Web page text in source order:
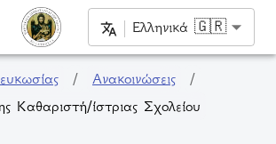
Ελληνικά 🇬🇷
/ Ανακοινώσεις
/
Καθαριστή/ίστριας Σχολείου